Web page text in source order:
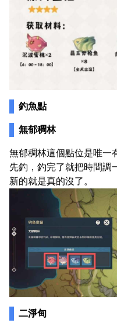
釣魚點
無郁稠林
無郁稠林這個點位是唯一
先釣，釣完了就把時間調
新的就是真的沒了。
二淨甸